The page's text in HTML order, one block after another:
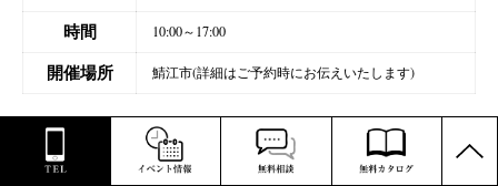
時間 10:00～17:00
開催場所 鯖江市(詳細はご予約時にお伝えいたします)
TOP